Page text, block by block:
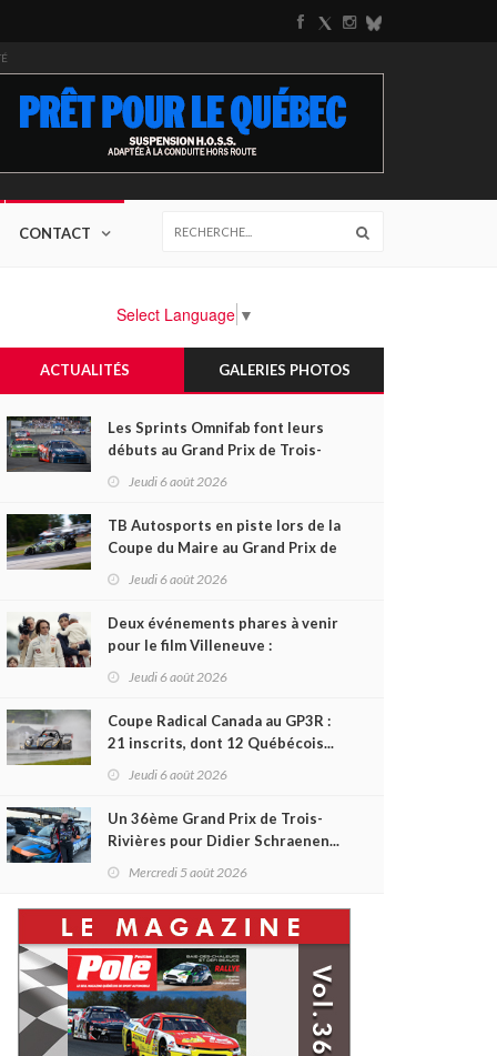
CONTACT
Select Language ▼
ACTUALITÉS GALERIES PHOTOS
Les Sprints Omnifab font leurs
débuts au Grand Prix de Trois-
Rivières avec un format inspiré
Jeudi 6 août 2026
TB Autosports en piste lors de la
Coupe du Maire au Grand Prix de
Trois-Rivières
Jeudi 6 août 2026
Deux événements phares à venir
pour le film Villeneuve :
L'ascension d'une légende (+
Jeudi 6 août 2026
Coupe Radical Canada au GP3R :
21 inscrits, dont 12 Québécois...
et un premier gain d'Antoine
Jeudi 6 août 2026
Un 36ème Grand Prix de Trois-
Rivières pour Didier Schraenen...
et une première en Challenge
Mercredi 5 août 2026